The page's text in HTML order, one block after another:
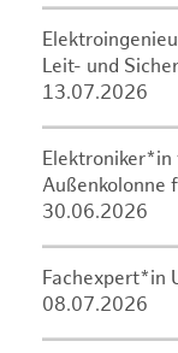
Leit- und
13.07.2026
Außenkolonne
30.06.2026
Fachexpert*in
08.07.2026